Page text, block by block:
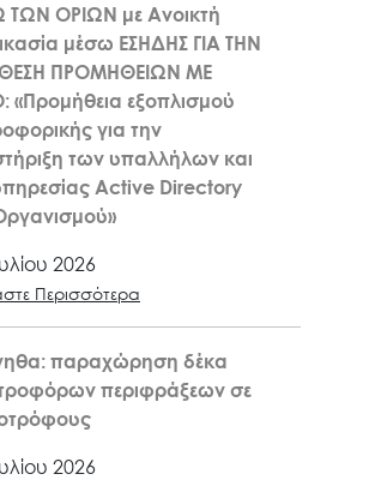
ΤΩΝ ΟΡΙΩΝ με Ανοικτή
μέσω ΕΣΗΔΗΣ ΓΙΑ ΤΗΝ
ΠΡΟΜΗΘΕΙΩΝ ΜΕ
«Προμήθεια εξοπλισμού
για την
των υπαλλήλων και
Active Directory
2026
Περισσότερα
παραχώρηση δέκα
περιφράξεων σε
2026